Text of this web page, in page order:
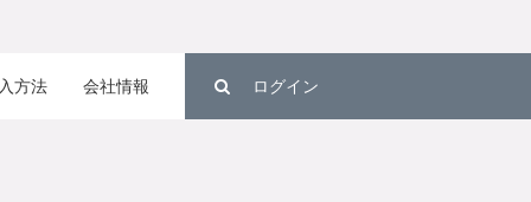
方法 会社情報 ログイン